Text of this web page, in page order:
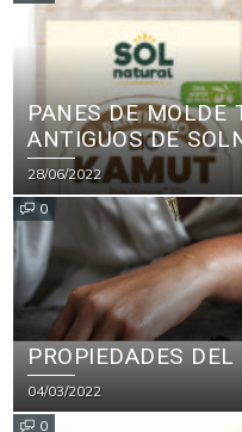
PANES DE MOLDE
ANTIGUOS DE
28/06/2022
0
PROPIEDADES
04/03/2022
0